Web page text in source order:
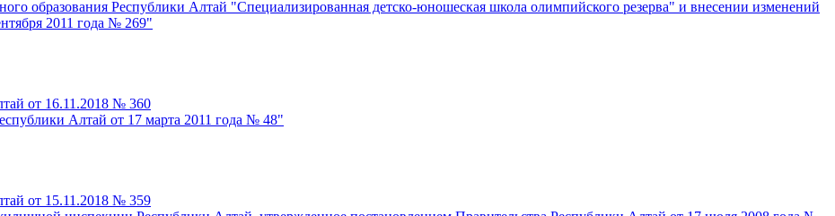
образования Республики Алтай "Специализированная детско-юношеская школа олимпийского резерва" и внесении изменений
2011 года № 269"
от 16.11.2018 № 360
Алтай от 17 марта 2011 года № 48"
от 15.11.2018 № 359